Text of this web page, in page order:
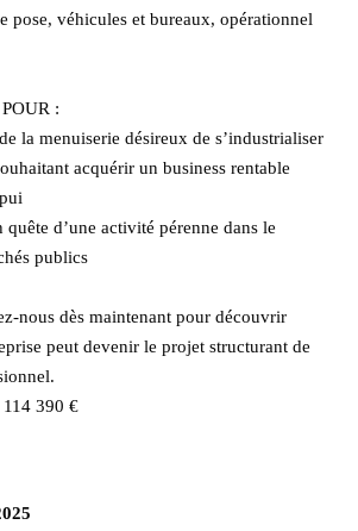
pose, véhicules et bureaux, opérationnel
:
la menuiserie désireux de s’industrialiser
acquérir un business rentable
d’une activité pérenne dans le
publics
nous dès maintenant pour découvrir
peut devenir le projet structurant de
390 €